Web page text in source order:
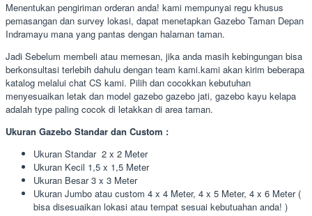
Menentukan pengiriman orderan anda! kami mempunyai regu khusus
pemasangan dan survey lokasi, dapat menetapkan Gazebo Taman Depan
Indramayu mana yang pantas dengan halaman taman.
Jadi Sebelum membeli atau memesan, jika anda masih kebingungan bisa
berkonsultasi terlebih dahulu dengan team kami.kami akan kirim beberapa
katalog melalui chat CS kami. Pilih dan cocokkan kebutuhan
menyesuaikan letak dan model gazebo gazebo jati, gazebo kayu kelapa
adalah type paling cocok di letakkan di area taman.
Ukuran Gazebo Standar dan Custom :
Ukuran Standar 2 x 2 Meter
Ukuran Kecil 1,5 x 1,5 Meter
Ukuran Besar 3 x 3 Meter
Ukuran Jumbo atau custom 4 x 4 Meter, 4 x 5 Meter, 4 x 6 Meter (
bisa disesuaikan lokasi atau tempat sesuai kebutuahan anda! )